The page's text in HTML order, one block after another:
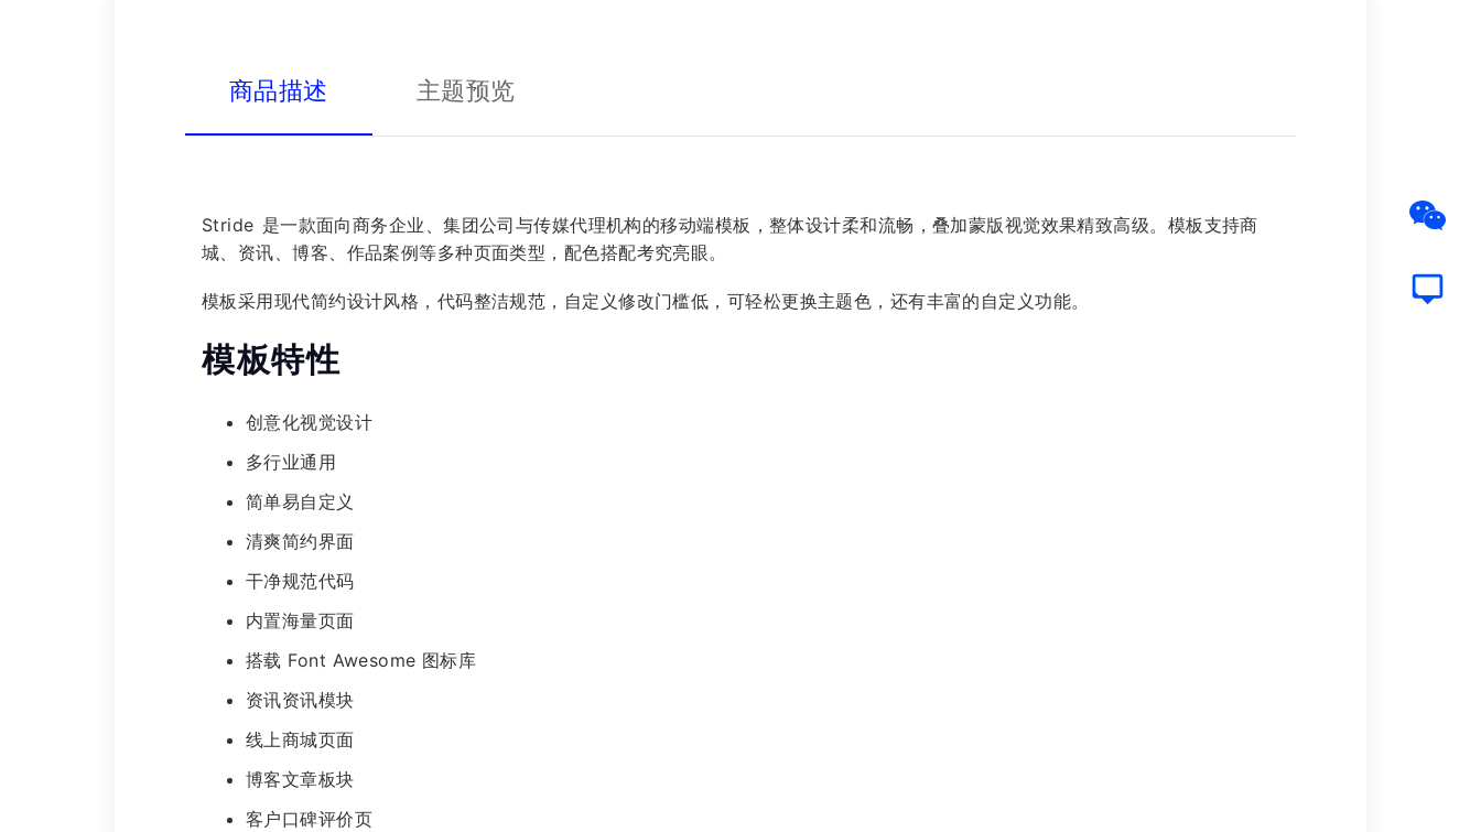
商品描述 主题预览
Stride 是一款面向商务企业、集团公司与传媒代理机构的移动端模板，整体设计柔和流畅，叠加蒙版视觉效果精致高级。模板支持商
城、资讯、博客、作品案例等多种页面类型，配色搭配考究亮眼。
模板采用现代简约设计风格，代码整洁规范，自定义修改门槛低，可轻松更换主题色，还有丰富的自定义功能。
模板特性
创意化视觉设计
多行业通用
简单易自定义
清爽简约界面
干净规范代码
内置海量页面
搭载 Font Awesome 图标库
资讯资讯模块
线上商城页面
博客文章板块
客户口碑评价页